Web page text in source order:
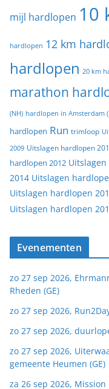
mijl hardlopen 10
hardlopen 12 km
hardlopen 20 km
marathon
(NH) hardlopen in Amsterdam
hardlopen Run trimloop
2009 Uitslagen hardlopen
hardlopen 2012
2014 Uitslagen
Uitslagen hardlopen
Uitslagen hardlopen
Evenementen
zo 27 sep 2026,
Rheden (GE)
zo 27 sep 2026,
zo 27 sep 2026,
zo 27 sep 2026,
gemeente Heumen (GE)
za 26 sep 2026, Mission